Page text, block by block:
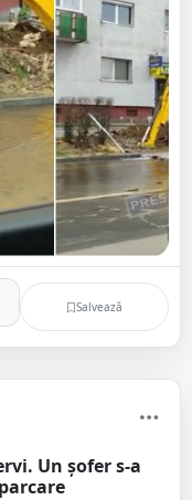
Salvează
Un șofer s-a